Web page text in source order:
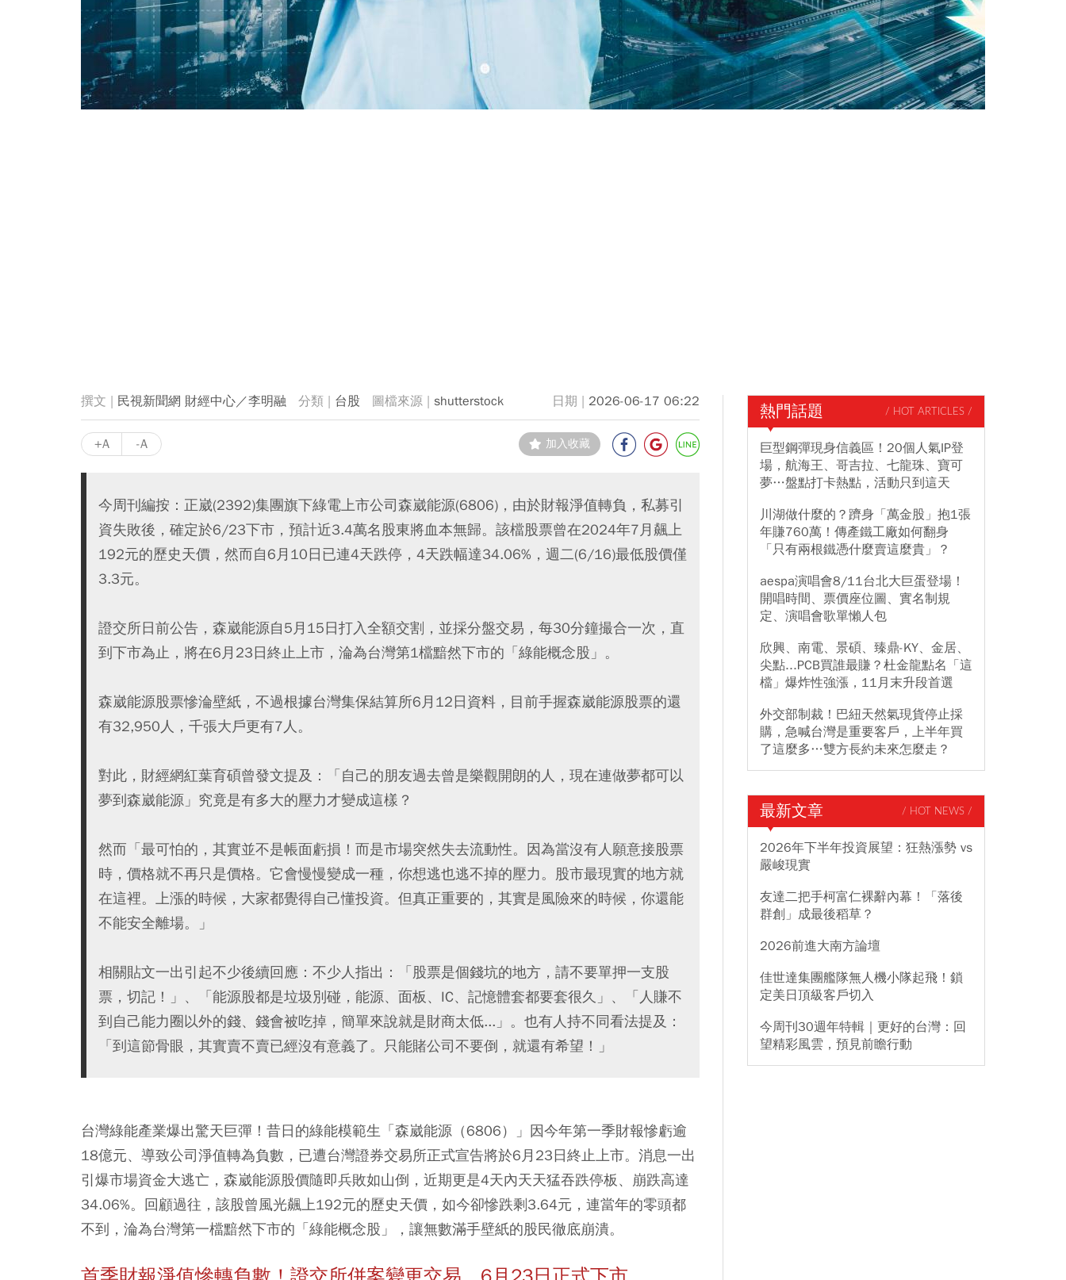
民視新聞網 財經中心／李明融 台股 shutterstock 2026-06-17 06:22
+A -A 加入收藏
今周刊編按：正崴(2392)集團旗下綠電上市公司森崴能源(6806)，由於財報淨值轉負，私募引
資失敗後，確定於6/23下市，預計近3.4萬名股東將血本無歸。該檔股票曾在2024年7月飆上
192元的歷史天價，然而自6月10日已連4天跌停，4天跌幅達34.06%，週二(6/16)最低股價僅
3.3元。
證交所日前公告，森崴能源自5月15日打入全額交割，並採分盤交易，每30分鐘撮合一次，直
到下市為止，將在6月23日終止上市，淪為台灣第1檔黯然下市的「綠能概念股」。
森崴能源股票慘淪壁紙，不過根據台灣集保結算所6月12日資料，目前手握森崴能源股票的還
有32,950人，千張大戶更有7人。
對此，財經網紅葉育碩曾發文提及：「自己的朋友過去曾是樂觀開朗的人，現在連做夢都可以
夢到森崴能源」究竟是有多大的壓力才變成這樣？
然而「最可怕的，其實並不是帳面虧損！而是市場突然失去流動性。因為當沒有人願意接股票
時，價格就不再只是價格。它會慢慢變成一種，你想逃也逃不掉的壓力。股市最現實的地方就
在這裡。上漲的時候，大家都覺得自己懂投資。但真正重要的，其實是風險來的時候，你還能
不能安全離場。」
相關貼文一出引起不少後續回應：不少人指出：「股票是個錢坑的地方，請不要單押一支股
票，切記！」、「能源股都是垃圾別碰，能源、面板、IC、記憶體套都要套很久」、「人賺不
到自己能力圈以外的錢、錢會被吃掉，簡單來說就是財商太低...」。也有人持不同看法提及：
「到這節骨眼，其實賣不賣已經沒有意義了。只能賭公司不要倒，就還有希望！」
台灣綠能產業爆出驚天巨彈！昔日的綠能模範生「森崴能源（6806）」因今年第一季財報慘虧逾
18億元、導致公司淨值轉為負數，已遭台灣證券交易所正式宣告將於6月23日終止上市。消息一出
引爆市場資金大逃亡，森崴能源股價隨即兵敗如山倒，近期更是4天內天天猛吞跌停板、崩跌高達
34.06%。回顧過往，該股曾風光飆上192元的歷史天價，如今卻慘跌剩3.64元，連當年的零頭都
不到，淪為台灣第一檔黯然下市的「綠能概念股」，讓無數滿手壁紙的股民徹底崩潰。
熱門話題 / HOT ARTICLES /
巨型鋼彈現身信義區！20個人氣IP登
場，航海王、哥吉拉、七龍珠、寶可
夢…盤點打卡熱點，活動只到這天
川湖做什麼的？躋身「萬金股」抱1張
年賺760萬！傳產鐵工廠如何翻身
「只有兩根鐵憑什麼賣這麼貴」？
aespa演唱會8/11台北大巨蛋登場！
開唱時間、票價座位圖、實名制規
定、演唱會歌單懶人包
欣興、南電、景碩、臻鼎-KY、金居、
尖點...PCB買誰最賺？杜金龍點名「這
檔」爆炸性強漲，11月末升段首選
外交部制裁！巴紐天然氣現貨停止採
購，急喊台灣是重要客戶，上半年買
了這麼多…雙方長約未來怎麼走？
最新文章 / HOT NEWS /
2026年下半年投資展望：狂熱漲勢 vs
嚴峻現實
友達二把手柯富仁裸辭內幕！「落後
群創」成最後稻草？
2026前進大南方論壇
佳世達集團艦隊無人機小隊起飛！鎖
定美日頂級客戶切入
今周刊30週年特輯｜更好的台灣：回
望精彩風雲，預見前瞻行動